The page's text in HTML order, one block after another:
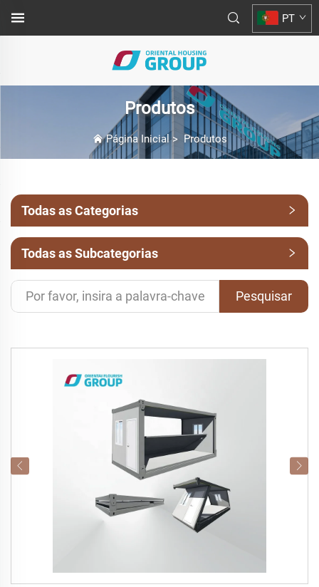
PT
Produtos
Página Inicial> Produtos
Todas as Categorias
Todas as Subcategorias
Pesquisar